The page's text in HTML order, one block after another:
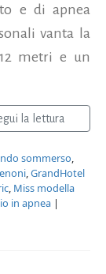
e di apnea
vanta la
metri e un
la lettura
sommerso,
,GrandHotel
, Miss modella
in apnea |